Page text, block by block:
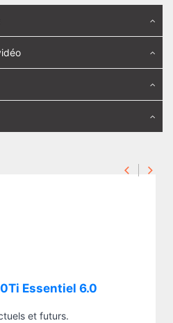
Essentiel 6.0
et futurs.